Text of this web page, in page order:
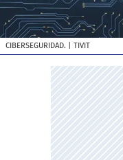
CIBERSEGURIDAD. | TIVIT